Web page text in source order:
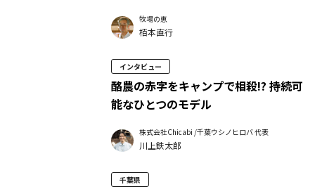
牧場の恵
栢本直行
インタビュー
酪農の赤字をキャンプで相殺!? 持続可
能なひとつのモデル
株式会社Chicabi /千葉ウシノヒロバ 代表
川上鉄太郎
千葉県